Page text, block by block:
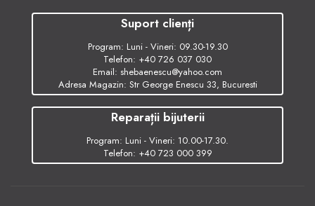
Suport clienți
Program: Luni - Vineri: 09.30-19.30
Telefon: +40 726 037 030
Email: shebaenescu@yahoo.com
Adresa Magazin: Str George Enescu 33, Bucuresti
Reparații bijuterii
Program: Luni - Vineri: 10.00-17.30.
Telefon: +40 723 000 399